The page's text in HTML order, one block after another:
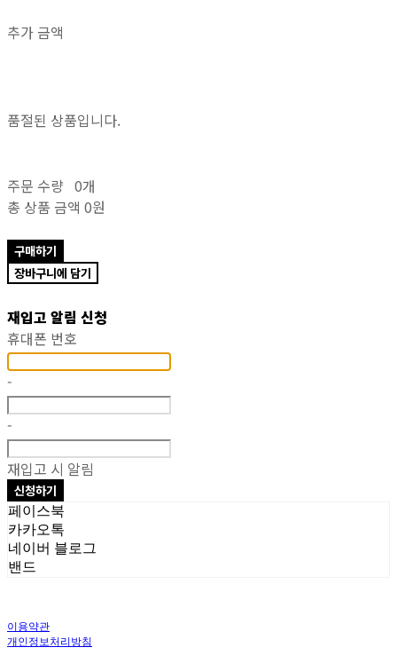
추가 금액
품절된 상품입니다.
주문 수량 0개
총 상품 금액 0원
구매하기
장바구니에 담기
재입고 알림 신청
휴대폰 번호
-
-
재입고 시 알림
신청하기
페이스북
카카오톡
네이버 블로그
밴드
이용약관
개인정보처리방침